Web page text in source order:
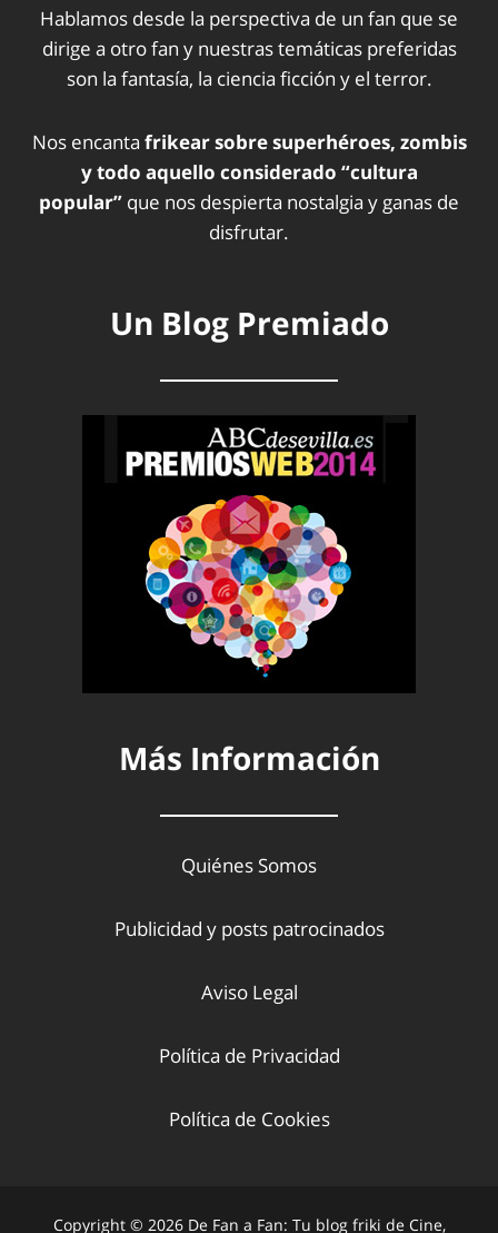
Hablamos desde la perspectiva de un fan que se
dirige a otro fan y nuestras temáticas preferidas
son la fantasía, la ciencia ficción y el terror.
Nos encanta frikear sobre superhéroes, zombis
y todo aquello considerado “cultura
popular” que nos despierta nostalgia y ganas de
disfrutar.
Un Blog Premiado
Más Información
Quiénes Somos
Publicidad y posts patrocinados
Aviso Legal
Política de Privacidad
Política de Cookies
Copyright © 2026 De Fan a Fan: Tu blog friki de Cine,